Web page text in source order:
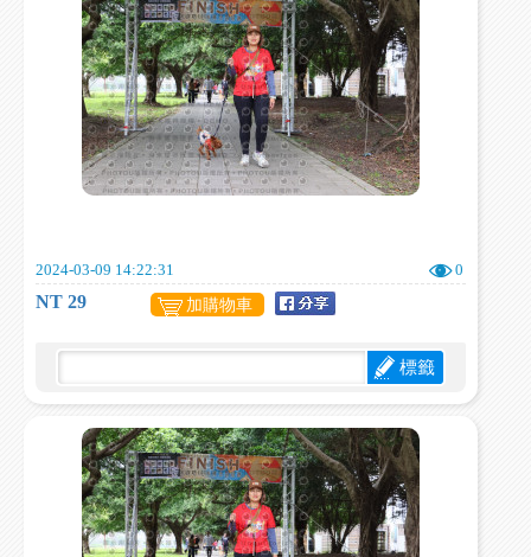
2024-03-09 14:22:31 0
NT 29 加購物車
標籤